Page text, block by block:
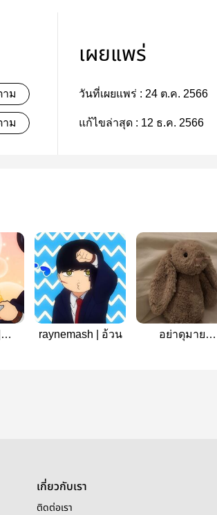
าม
าม
เผยแพร่
วันที่เผยแพร่ : 24 ต.ค. 2566
แก้ไขล่าสุด : 12 ธ.ค. 2566
raynemash | อ้วน
อย่าดุมาย
เกี่ยวกับเรา
ติดต่อเรา